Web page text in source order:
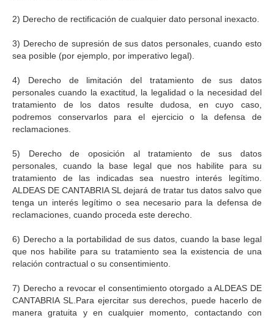
2) Derecho de rectificación de cualquier dato personal inexacto.
3) Derecho de supresión de sus datos personales, cuando esto
sea posible (por ejemplo, por imperativo legal).
4) Derecho de limitación del tratamiento de sus datos
personales cuando la exactitud, la legalidad o la necesidad del
tratamiento de los datos resulte dudosa, en cuyo caso,
podremos conservarlos para el ejercicio o la defensa de
reclamaciones.
5) Derecho de oposición al tratamiento de sus datos
personales, cuando la base legal que nos habilite para su
tratamiento de las indicadas sea nuestro interés legítimo.
ALDEAS DE CANTABRIA SL dejará de tratar tus datos salvo que
tenga un interés legítimo o sea necesario para la defensa de
reclamaciones, cuando proceda este derecho.
6) Derecho a la portabilidad de sus datos, cuando la base legal
que nos habilite para su tratamiento sea la existencia de una
relación contractual o su consentimiento.
7) Derecho a revocar el consentimiento otorgado a ALDEAS DE
CANTABRIA SL.Para ejercitar sus derechos, puede hacerlo de
manera gratuita y en cualquier momento, contactando con